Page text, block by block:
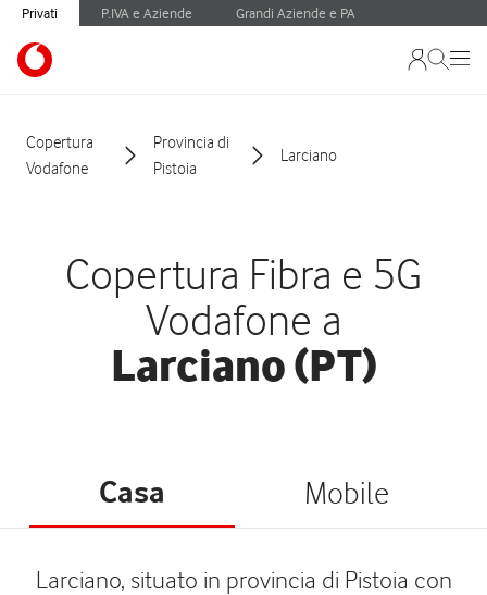
Privati P.IVA e Aziende Grandi Aziende e PA
Copertura
Vodafone
Provincia di
Pistoia
Larciano
Copertura Fibra e 5G
Vodafone a
Larciano (PT)
Casa Mobile
Larciano, situato in provincia di Pistoia con